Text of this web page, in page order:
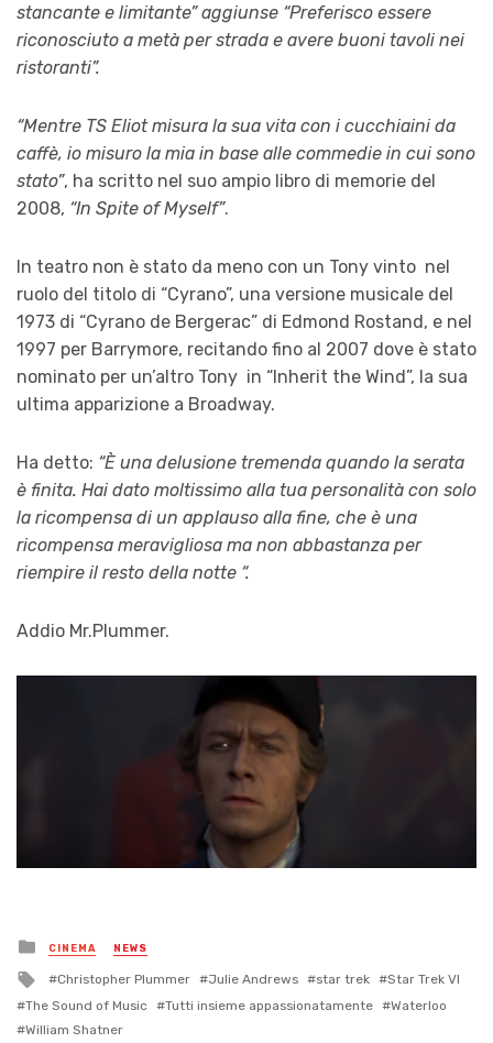
stancante e limitante” aggiunse “Preferisco essere
riconosciuto a metà per strada e avere buoni tavoli nei
ristoranti”.
“Mentre TS Eliot misura la sua vita con i cucchiaini da
caffè, io misuro la mia in base alle commedie in cui sono
stato”, ha scritto nel suo ampio libro di memorie del
2008, “In Spite of Myself”.
In teatro non è stato da meno con un Tony vinto nel
ruolo del titolo di “Cyrano”, una versione musicale del
1973 di “Cyrano de Bergerac” di Edmond Rostand, e nel
1997 per Barrymore, recitando fino al 2007 dove è stato
nominato per un’altro Tony in “Inherit the Wind”, la sua
ultima apparizione a Broadway.
Ha detto: “È una delusione tremenda quando la serata
è finita. Hai dato moltissimo alla tua personalità con solo
la ricompensa di un applauso alla fine, che è una
ricompensa meravigliosa ma non abbastanza per
riempire il resto della notte “.
Addio Mr.Plummer.
Posted
in
CINEMA NEWS
Tagged
with
Christopher Plummer Julie Andrews star trek
Star Trek VI
The Sound of Music
Tutti insieme appassionatamente
Waterloo
William Shatner